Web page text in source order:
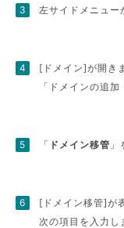
左サイドメニュー
[ドメイン]が開き
「ドメインの追
「 ドメイン移管
[ドメイン移管]が
次の項目を入力し